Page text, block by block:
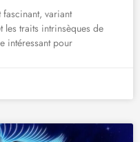
variant
les traits intrinsèques de
intéressant pour